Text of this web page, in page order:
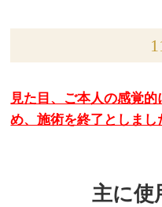
見た目、ご本人の感覚
め、施術を終了としまし
主に使